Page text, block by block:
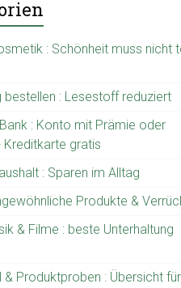
: Schönheit muss nicht
bestellen : Lesestoff reduziert
: Konto mit Prämie oder
Kreditkarte gratis
: Sparen im Alltag
Produkte &
& Filme : beste Unterhaltung
& Produktproben : Übersicht für